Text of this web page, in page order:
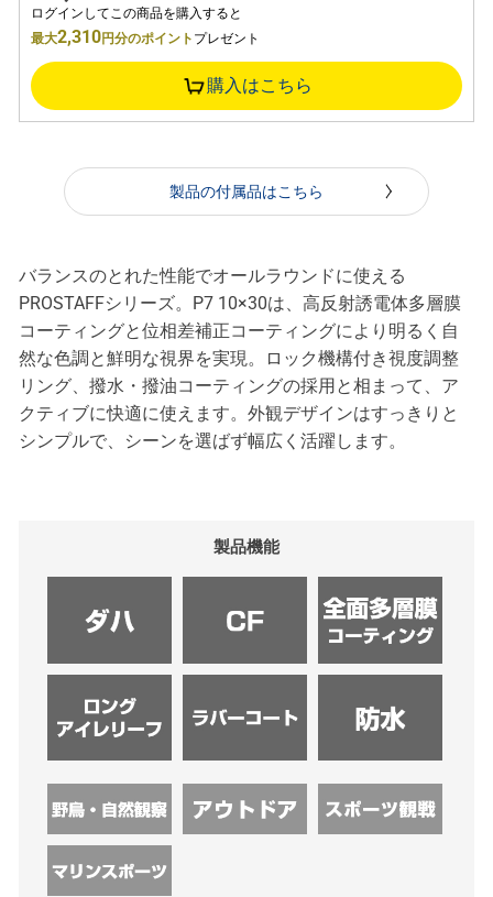
ログインしてこの商品を購入すると
最大2,310円分のポイント プレゼント
購入はこちら
製品の付属品はこちら
バランスのとれた性能でオールラウンドに使える
PROSTAFFシリーズ。P7 10×30は、高反射誘電体多層膜
コーティングと位相差補正コーティングにより明るく自
然な色調と鮮明な視界を実現。ロック機構付き視度調整
リング、撥水・撥油コーティングの採用と相まって、ア
クティブに快適に使えます。外観デザインはすっきりと
シンプルで、シーンを選ばず幅広く活躍します。
製品機能